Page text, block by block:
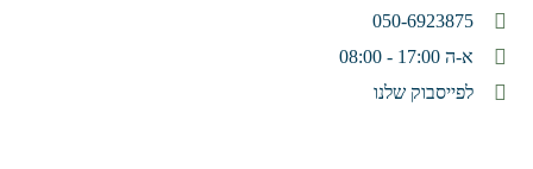
050-6923875
א-ה 17:00 - 08:00
לפייסבוק שלנו